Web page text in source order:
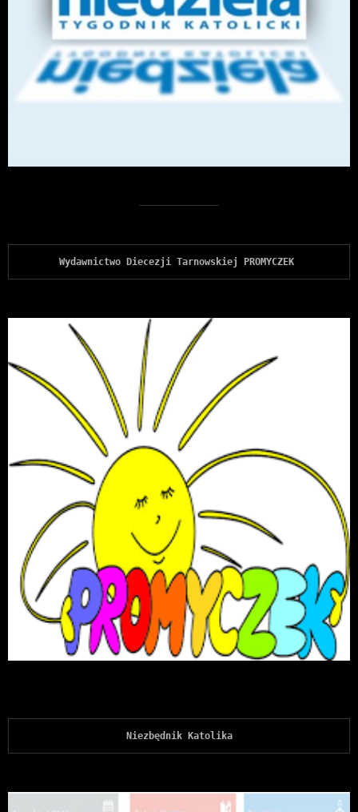
Wydawnictwo Diecezji Tarnowskiej PROMYCZEK
Niezbędnik Katolika